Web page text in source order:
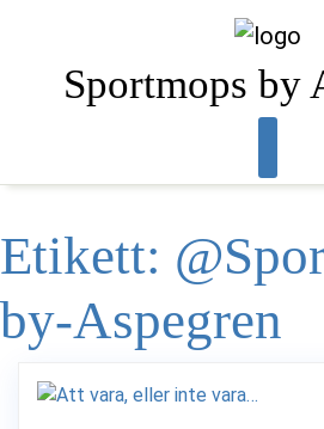
contentSportmops by
Etikett:
by-Aspegren